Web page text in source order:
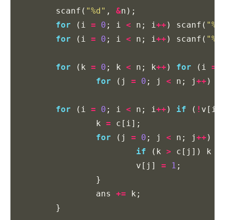
scanf ( "%d" , &n );
for
( i = 0 ; i < n ; i++ ) scanf (
for
( i = 0 ; i < n ; i++ ) scanf (
for ( k = 0 ; k < n ; k++ ) for ( i =
for
( j = 0 ; j < n ; j ++ )
for ( i = 0 ; i < n ; i++ ) if ( ! v [ i
k = c [ i];
for
( j = 0 ; j < n ; j ++ )
if
( k > c [ j ]) k
v [ j ] = 1 ;
}
ans
+= k ;
}